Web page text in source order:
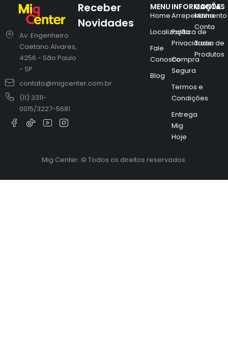
Av. Engenheiro
Caetano Alvares,
4256 - São Paulo
- SP
contato@migcenter.com.br
(11) 3311-
0015/3227-5681
MENU
Home
Localização
Fale
Conosco
Blog
INFORMAÇÕES
Arrependimento
Política de
Privacidade
Compra
Segura
Termos e
Condições
Entrega
Mig
Hoje
CONTA
Minha
Conta
Troca de
Produtos
Receber
Novidades
Mig Center. © Todos os direitos reservados.